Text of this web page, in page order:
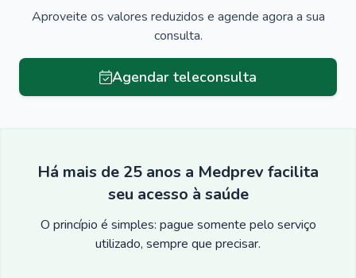
Aproveite os valores reduzidos e agende agora a sua
consulta.
Agendar teleconsulta
Há mais de 25 anos a Medprev facilita
seu acesso à saúde
O princípio é simples: pague somente pelo serviço
utilizado, sempre que precisar.